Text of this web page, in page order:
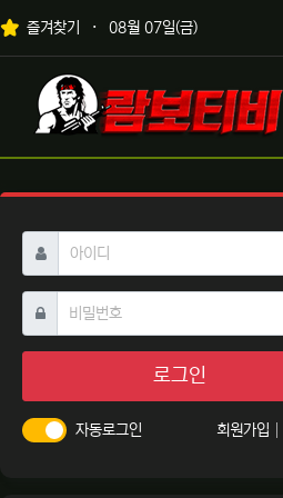
상단 네비
즐겨찾기 08월 07일(금)
메인 메뉴
로고
아이디 필수
비밀번호필수
로그인
자동로그인 회원가입